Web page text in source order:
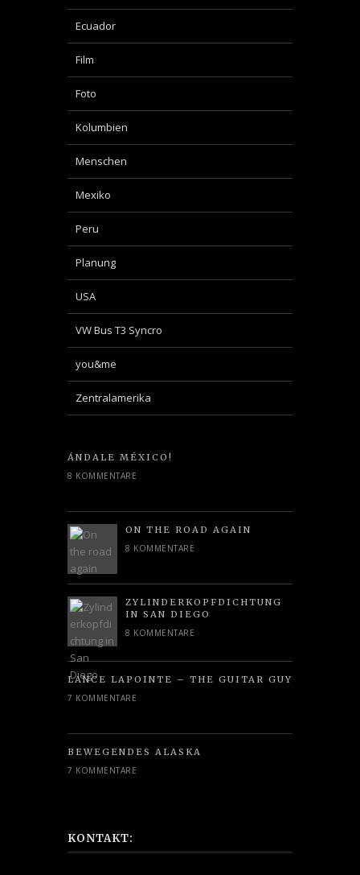
Ecuador
Film
Foto
Kolumbien
Menschen
Mexiko
Peru
Planung
USA
VW Bus T3 Syncro
you&me
Zentralamerika
ÁNDALE MÉXICO!
8 KOMMENTARE
ON THE ROAD AGAIN
8 KOMMENTARE
ZYLINDERKOPFDICHTUNG
IN SAN DIEGO
8 KOMMENTARE
LANCE LAPOINTE – THE GUITAR GUY
7 KOMMENTARE
BEWEGENDES ALASKA
7 KOMMENTARE
KONTAKT: